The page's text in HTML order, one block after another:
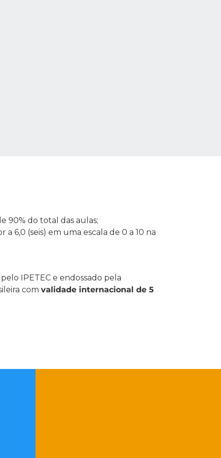
90% do total das aulas;
6,0 (seis) em uma escala de 0 a 10 na
IPETEC e endossado pela
com validade internacional de 5